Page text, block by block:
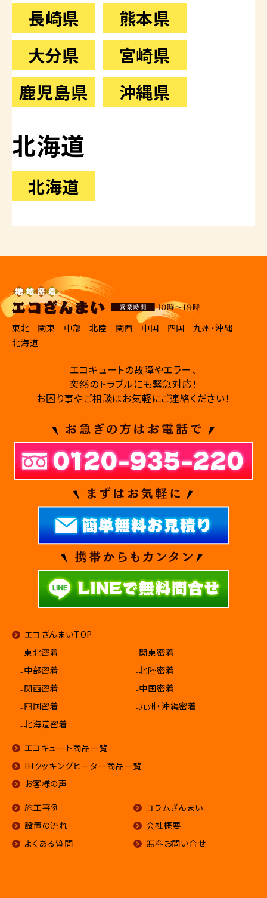
長崎県
熊本県
大分県
宮崎県
鹿児島県
沖縄県
北海道
北海道
東北 関東 中部 北陸 関西 中国 四国
九州・沖縄
北海道
エコキュートの故障やエラー、
突然のトラブルにも緊急対応！
お困り事やご相談はお気軽にご連絡ください！
エコざんまいTOP
₋東北密着
₋関東密着
₋中部密着
₋北陸密着
₋関西密着
₋中国密着
₋四国密着
₋九州・沖縄密着
₋北海道密着
エコキュート商品一覧
IHクッキングヒーター商品一覧
お客様の声
施工事例
設置の流れ
よくある質問
コラムざんまい
会社概要
無料お問い合せ